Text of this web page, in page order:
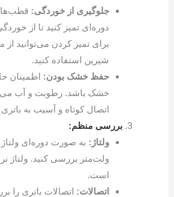
جلوگیری از خوردگی:
دوره‌ای تمیز کنید تا از
برای تمیز کردن می‌توانید
شیرین استفاده کنید.
حفظ خشک بودن: اطمینان
خشک باشد. رطوبت و آب
اتصال کوتاه و آسیب به
بررسی منظم:
ولتاژ: به صورت دوره‌ای ولتاژ
است.
اتصالات: اتصالات باتری را